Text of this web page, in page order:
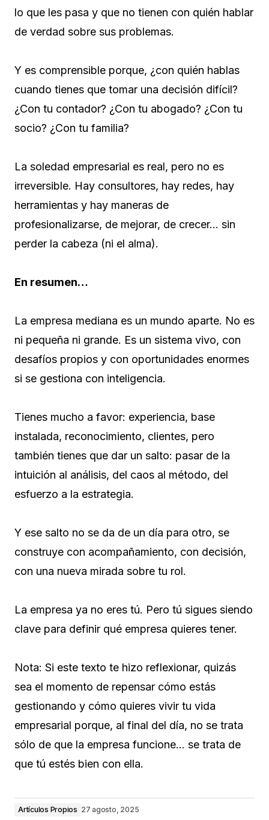
lo que les pasa y que no tienen con quién hablar
de verdad sobre sus problemas.
Y es comprensible porque, ¿con quién hablas
cuando tienes que tomar una decisión difícil?
¿Con tu contador? ¿Con tu abogado? ¿Con tu
socio? ¿Con tu familia?
La soledad empresarial es real, pero no es
irreversible. Hay consultores, hay redes, hay
herramientas y hay maneras de
profesionalizarse, de mejorar, de crecer… sin
perder la cabeza (ni el alma).
En resumen…
La empresa mediana es un mundo aparte. No es
ni pequeña ni grande. Es un sistema vivo, con
desafíos propios y con oportunidades enormes
si se gestiona con inteligencia.
Tienes mucho a favor: experiencia, base
instalada, reconocimiento, clientes, pero
también tienes que dar un salto: pasar de la
intuición al análisis, del caos al método, del
esfuerzo a la estrategia.
Y ese salto no se da de un día para otro, se
construye con acompañamiento, con decisión,
con una nueva mirada sobre tu rol.
La empresa ya no eres tú. Pero tú sigues siendo
clave para definir qué empresa quieres tener.
Nota: Si este texto te hizo reflexionar, quizás
sea el momento de repensar cómo estás
gestionando y cómo quieres vivir tu vida
empresarial porque, al final del día, no se trata
sólo de que la empresa funcione… se trata de
que tú estés bien con ella.
Artículos Propios 27 agosto, 2025